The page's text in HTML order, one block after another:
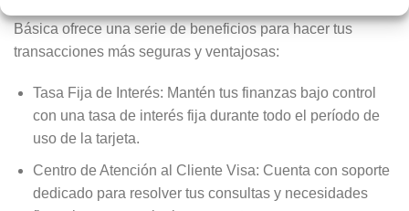
Básica ofrece una serie de beneficios para hacer tus
transacciones más seguras y ventajosas:
Tasa Fija de Interés: Mantén tus finanzas bajo control
con una tasa de interés fija durante todo el período de
uso de la tarjeta.
Centro de Atención al Cliente Visa: Cuenta con soporte
dedicado para resolver tus consultas y necesidades